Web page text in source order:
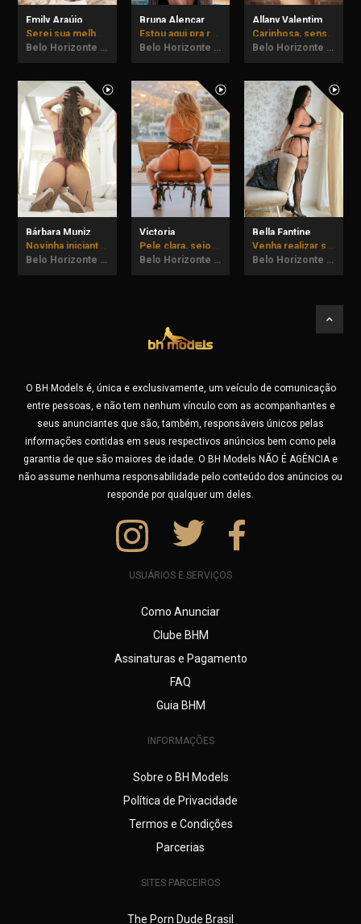
Emily Araújo
Serei sua melhor companhia.
Bruna Alencar
Estou aqui pra realizar todas suas fantasias!
Allany Valentim
Carinhosa, sensual e imprevisível podem vir provar.
Bárbara Muniz
Novinha iniciante, vem me conhecer!
Belo Horizonte - MG
Victoria
Pele clara, seios naturais e bumbum empinadinho.
Belo Horizonte - MG
Bella Fantine
Venha realizar suas fantasias comigo! até dia 07/08 em BH.
Belo Horizonte - MG
O BH Models é, única e exclusivamente, um veículo de comunicação
entre pessoas, e não tem nenhum vínculo com as acompanhantes e
seus anunciantes que são, também, responsáveis únicos pelas
informações contidas em seus respectivos anúncios bem como pela
garantia de que são maiores de idade. O BH Models NÃO É AGÊNCIA e
não assume nenhuma responsabilidade pelo conteúdo dos anúncios ou
responde por qualquer um deles.
USUÁRIOS E SERVIÇOS
Como Anunciar
Clube BHM
Assinaturas e Pagamento
FAQ
Guia BHM
INFORMAÇÕES
Sobre o BH Models
Política de Privacidade
Termos e Condições
Parcerias
SITES PARCEIROS
The Porn Dude Brasil